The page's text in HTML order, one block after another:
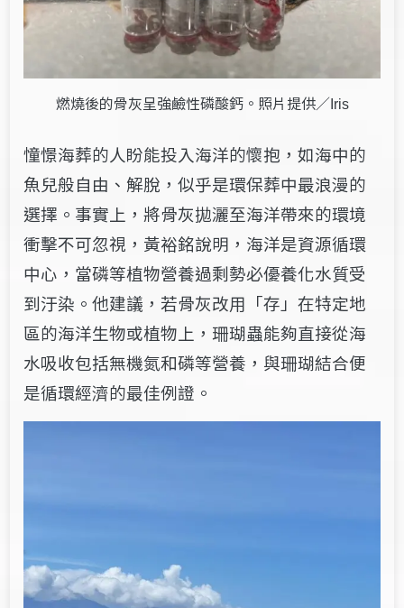
燃燒後的骨灰呈強鹼性磷酸鈣。照片提供／ Iris
憧憬海葬的人盼能投入海洋的懷抱，如海中的
魚兒般自由、解脫，似乎是環保葬中最浪漫的
選擇。事實上，將骨灰拋灑至海洋帶來的環境
衝擊不可忽視，黃裕銘說明，海洋是資源循環
中心，當磷等植物營養過剩勢必優養化水質受
到汙染。他建議，若骨灰改用「存」在特定地
區的海洋生物或植物上，珊瑚蟲能夠直接從海
水吸收包括無機氮和磷等營養，與珊瑚結合便
是循環經濟的最佳例證。